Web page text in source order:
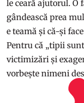
le ceară ajutorul. O
gândească prea
e teamă și că-și
Pentru că „tipii
victimizări și
vorbește nimeni